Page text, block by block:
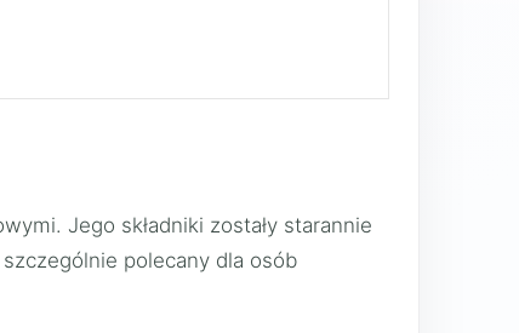
Jego składniki zostały starannie
polecany dla osób